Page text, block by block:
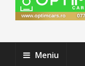
Meniu